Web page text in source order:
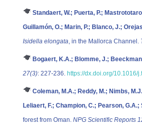
Standaert, W.; Puerta, P.;
Guillamón, O.; Marin, P.; Blanco, J.;
Isidella elongata, in the Mallorca Channel.
Bogaert, K.A.; Blomme, J.;
27(3): 227-236. https://dx.doi.org/10.1016/
Coleman, M.A.; Reddy, M.; Nimbs,
Leliaert, F.; Champion, C.; Pearson,
forest from Oman. NPG Scientific Reports